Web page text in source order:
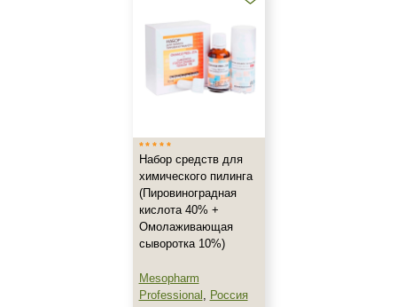
Набор средств для
химического пилинга
(Пировиноградная
кислота 40% +
Омолаживающая
сыворотка 10%)
Mesopharm
Professional , Россия